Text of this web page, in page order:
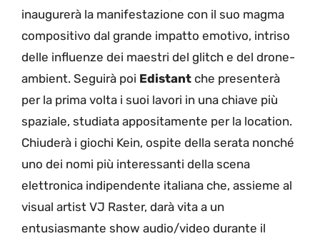
inaugurerà la manifestazione con il suo magma
compositivo dal grande impatto emotivo, intriso
delle influenze dei maestri del glitch e del drone-
ambient. Seguirà poi Edistant che presenterà
per la prima volta i suoi lavori in una chiave più
spaziale, studiata appositamente per la location.
Chiuderà i giochi Kein, ospite della serata nonché
uno dei nomi più interessanti della scena
elettronica indipendente italiana che, assieme al
visual artist VJ Raster, darà vita a un
entusiasmante show audio/video durante il